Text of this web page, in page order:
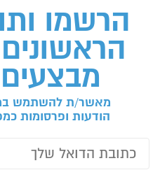
הרשמו
מבצעים
מאשר/ת להשתמש
הודעות ופרסומות